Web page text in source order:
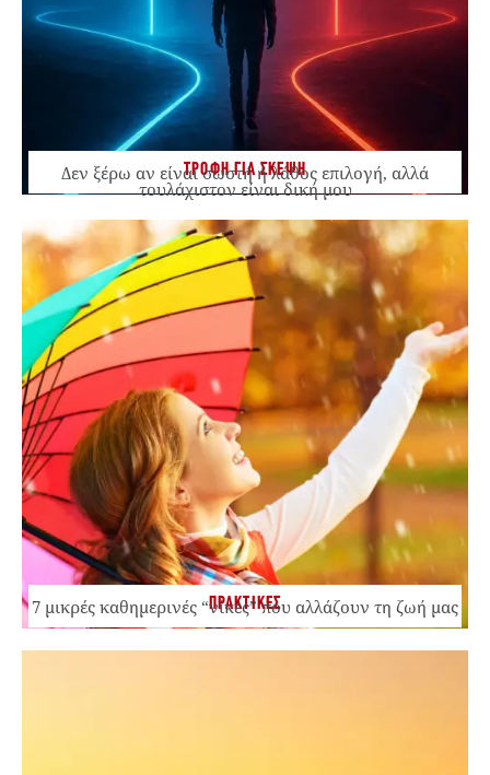
ΤΡΟΦΗ ΓΙΑ ΣΚΕΨΗ
Δεν ξέρω αν είναι σωστή ή λάθος επιλογή, αλλά
τουλάχιστον είναι δική μου
ΠΡΑΚΤΙΚΕΣ
7 μικρές καθημερινές “νίκες” που αλλάζουν τη ζωή μας